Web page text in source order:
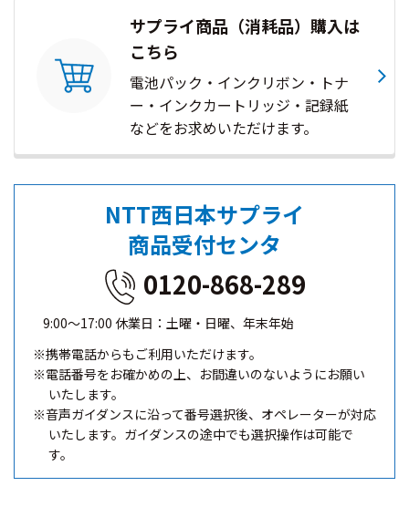
サプライ商品（消耗品）購入は
こちら
電池パック・インクリボン・トナ
ー・インクカートリッジ・記録紙
などをお求めいただけます。
NTT西日本サプライ
商品受付センタ
0120-868-289
9:00～17:00 休業日：土曜・日曜、年末年始
※携帯電話からもご利用いただけます。
※電話番号をお確かめの上、お間違いのないようにお願い
いたします。
※音声ガイダンスに沿って番号選択後、オペレーターが対応
いたします。ガイダンスの途中でも選択操作は可能で
す。